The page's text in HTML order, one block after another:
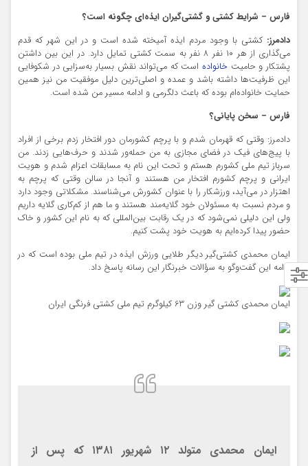
فارس – شرایط کشتی و گشتی‌گیران ایذه‌ای چگونه است؟
دادمرز: کشتی با وجود مردم ایذه آمیخته شده است و در این شهر که قدم
می‌گذاری از هر ۱۰ نفر ۸ نفر به سمت کشتی تمایل دارد. در این بین داشتن
پشتکار و حامیت خانوادهاست که می‌تواند نقش بسیار به‌سزایی در شکوفایی
این ظرفیت‌ها داشته باشد و عمده و اصلی‌ترین دلیل موفقیت من نیز همین
حمایت خانواده‌ام بوده که باعث دلگرمی و ادامه مسیر من شده است.
فارس – سخن پایانی؟
دادمرز: وقتی که قهرمان شدم و با پرچم کشورمان دور افتخار زدم برخی از افراد
با پیج‌های فیک در فضای مجازی به من حمله‌ور شدند و حرف‌هایی زدند. من
سرباز تیم ملی کشورم هستم و تحت این نام به مسابقات اعزام شدم و هویت
ایرانی و پرچم کشورم افتخار من هستند و آنجا در سالن وقتی که پرچم به
اهتزار در می‌آید، ورزشکار را با عنوان کشورش می‌شناسند. مشکلاتی وجود دارد
و مردم نسبت به مسئولان خود گلایه‌مند هستند و ما هم از کم‌کاری گلایه داریم
ولی این دلیلی نمی‌شود که در یک رقابت بین‌المللی که به نام این کشور و خاک
حضور پیدا کرده‌ایم به هویت خود پشت کنیم.
ایمان محمدی کشتی‌گیر دیگر طلایی ورزش ایذه در تیم ملی بوده است که در
ادامه این گفت‌و‌گو به سؤالات خبرنگار این رسانه پاسخ داد.
ایمان محمدی کشتی گیر وزن 63 کیلوگرم تیم ملی کشتی فرنگی ایران
ایمان محمدی متولد ۱۲ شهریور ۱۳۸۱ که پس از